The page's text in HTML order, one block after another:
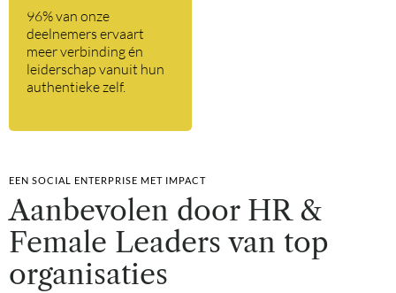
96% van onze
deelnemers ervaart
meer verbinding én
leiderschap vanuit hun
authentieke zelf.
EEN SOCIAL ENTERPRISE MET IMPACT
Aanbevolen door HR &
Female Leaders van top
organisaties